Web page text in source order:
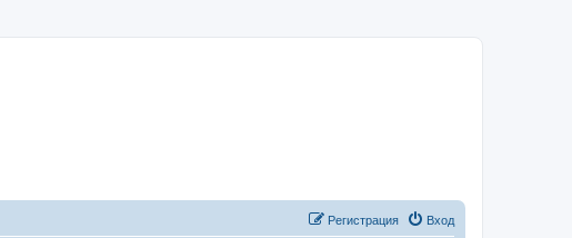
Вход
Регистрация